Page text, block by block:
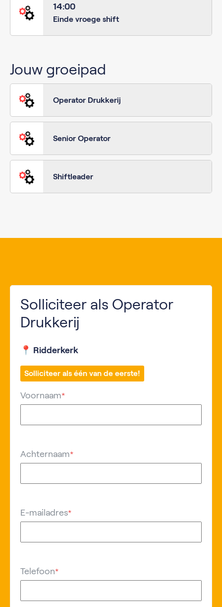
14:00
Einde vroege shift
Jouw groeipad
Operator Drukkerij
Senior Operator
Shiftleader
Solliciteer als Operator
Drukkerij
📍 Ridderkerk
Solliciteer als één van de eerste!
Voornaam*
Achternaam*
E-mailadres*
Telefoon*